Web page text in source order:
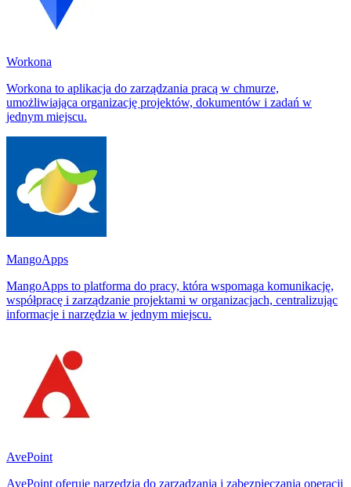
Workona
Workona to aplikacja do zarządzania pracą w chmurze,
umożliwiająca organizację projektów, dokumentów i zadań w
jednym miejscu.
MangoApps
MangoApps to platforma do pracy, która wspomaga komunikację,
współpracę i zarządzanie projektami w organizacjach, centralizując
informacje i narzędzia w jednym miejscu.
AvePoint
AvePoint oferuje narzędzia do zarządzania i zabezpieczania operacji